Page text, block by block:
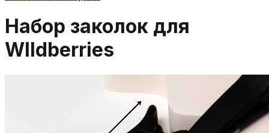
Набор заколок для
WIldberries